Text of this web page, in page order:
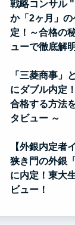
戦略コンサル
か「2ヶ月」
定！～合格の
ューで徹底解
「三菱商事」
にダブル内定
合格する方法
タビュー ～
【外銀内定者
狭き門の外銀
に内定！東大
ビュー！